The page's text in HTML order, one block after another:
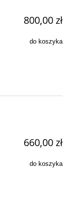
800,00 zł
do koszyka
660,00 zł
do koszyka